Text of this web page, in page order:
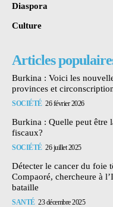
Diaspora
Culture
Articles
Burkina : Voici les
provinces et
SOCIÉTÉ 26 février 2026
Burkina : Quelle peut être
fiscaux?
SOCIÉTÉ 26 juillet 2025
Détecter le cancer du foie
Compaoré, chercheure à
bataille
SANTÉ 23 décembre 2025